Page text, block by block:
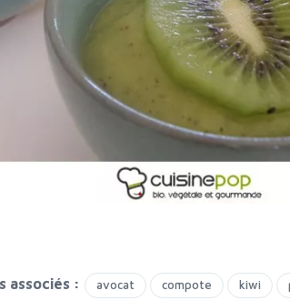
associés : avocat compote kiwi